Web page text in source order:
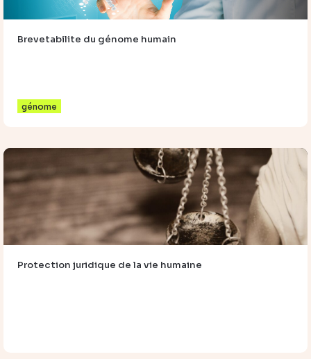
Brevetabilite du génome humain
génome
Protection juridique de la vie humaine